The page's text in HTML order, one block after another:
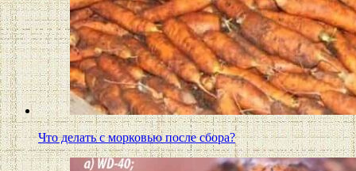
Что делать с морковью после сбора?